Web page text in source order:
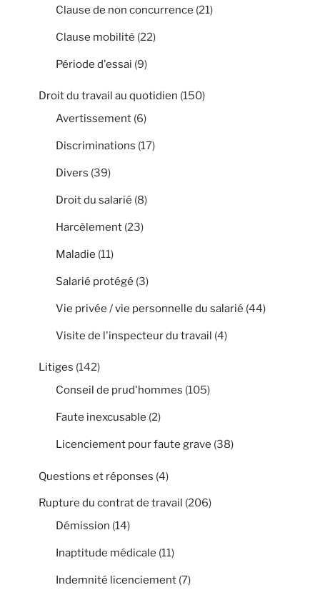
Clause de non concurrence (21)
Clause mobilité (22)
Période d'essai (9)
Droit du travail au quotidien (150)
Avertissement (6)
Discriminations (17)
Divers (39)
Droit du salarié (8)
Harcèlement (23)
Maladie (11)
Salarié protégé (3)
Vie privée / vie personnelle du salarié (44)
Visite de l'inspecteur du travail (4)
Litiges (142)
Conseil de prud'hommes (105)
Faute inexcusable (2)
Licenciement pour faute grave (38)
Questions et réponses (4)
Rupture du contrat de travail (206)
Démission (14)
Inaptitude médicale (11)
Indemnité licenciement (7)